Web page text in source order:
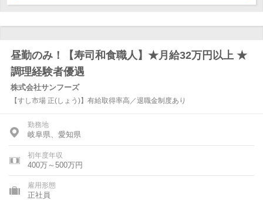
昼勤のみ！【寿司和食職人】★月給32万円以上 ★
調理経験者優遇
株式会社サンフーズ
【すし市場 正(しょう)】有給取得率高／退職金制度あり
勤務地
岐阜県、愛知県
初年度年収
400万～500万円
雇用形態
正社員